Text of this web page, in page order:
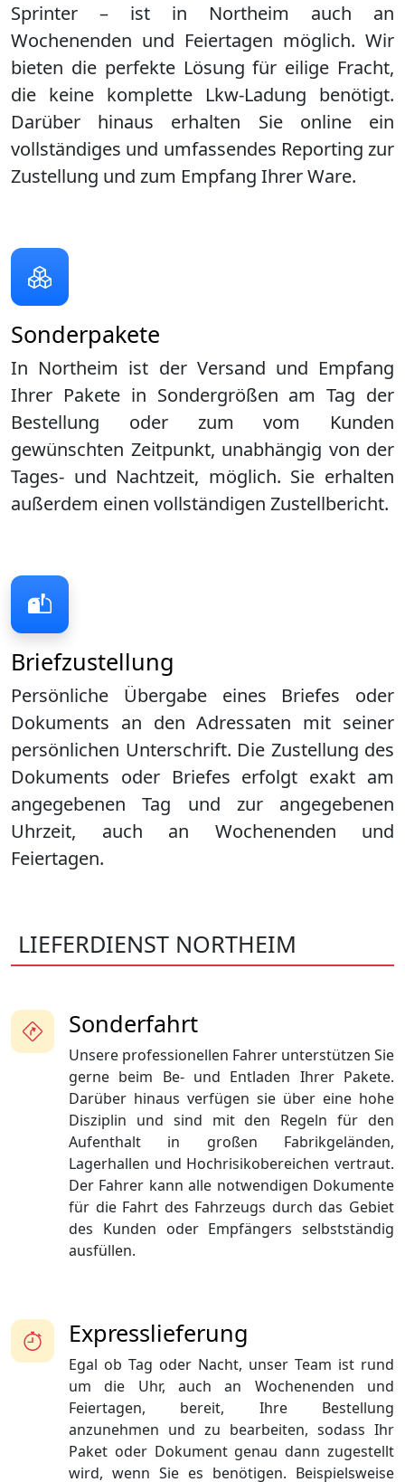
Briefzustellung
Persönliche Übergabe eines Briefes oder
Dokuments an den Adressaten mit seiner
persönlichen Unterschrift. Die Zustellung des
Dokuments oder Briefes erfolgt exakt am
angegebenen Tag und zur angegebenen
Uhrzeit, auch an Wochenenden und
Feiertagen.
Sprinter – ist in Northeim auch an
Wochenenden und Feiertagen möglich. Wir
bieten die perfekte Lösung für eilige Fracht,
die keine komplette Lkw-Ladung benötigt.
Darüber hinaus erhalten Sie online ein
vollständiges und umfassendes Reporting zur
Zustellung und zum Empfang Ihrer Ware.
Sonderpakete
In Northeim ist der Versand und Empfang
Ihrer Pakete in Sondergrößen am Tag der
Bestellung oder zum vom Kunden
gewünschten Zeitpunkt, unabhängig von der
Tages- und Nachtzeit, möglich. Sie erhalten
außerdem einen vollständigen Zustellbericht.
LIEFERDIENST NORTHEIM
Sonderfahrt
Unsere professionellen Fahrer unterstützen Sie
gerne beim Be- und Entladen Ihrer Pakete.
Darüber hinaus verfügen sie über eine hohe
Disziplin und sind mit den Regeln für den
Aufenthalt in großen Fabrikgeländen,
Lagerhallen und Hochrisikobereichen vertraut.
Der Fahrer kann alle notwendigen Dokumente
für die Fahrt des Fahrzeugs durch das Gebiet
des Kunden oder Empfängers selbstständig
ausfüllen.
Expresslieferung
Egal ob Tag oder Nacht, unser Team ist rund
um die Uhr, auch an Wochenenden und
Feiertagen, bereit, Ihre Bestellung
anzunehmen und zu bearbeiten, sodass Ihr
Paket oder Dokument genau dann zugestellt
wird, wenn Sie es benötigen. Beispielsweise